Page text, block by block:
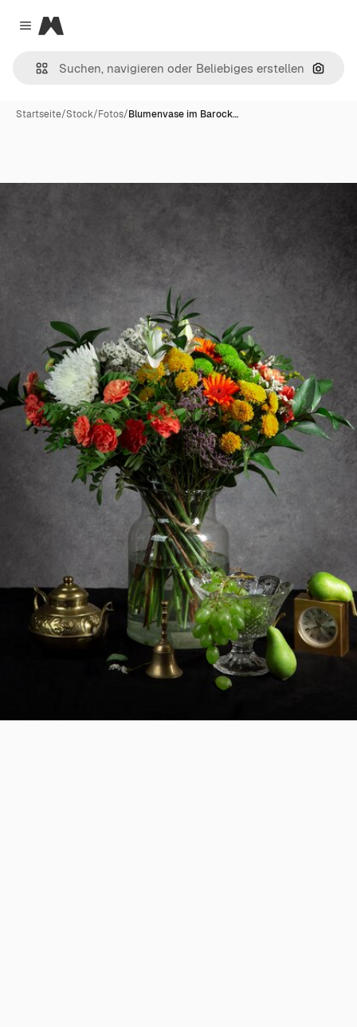
Close menu
Magnific
Nach
Startseite/Stock/Fotos/Blumenvase im Barock…